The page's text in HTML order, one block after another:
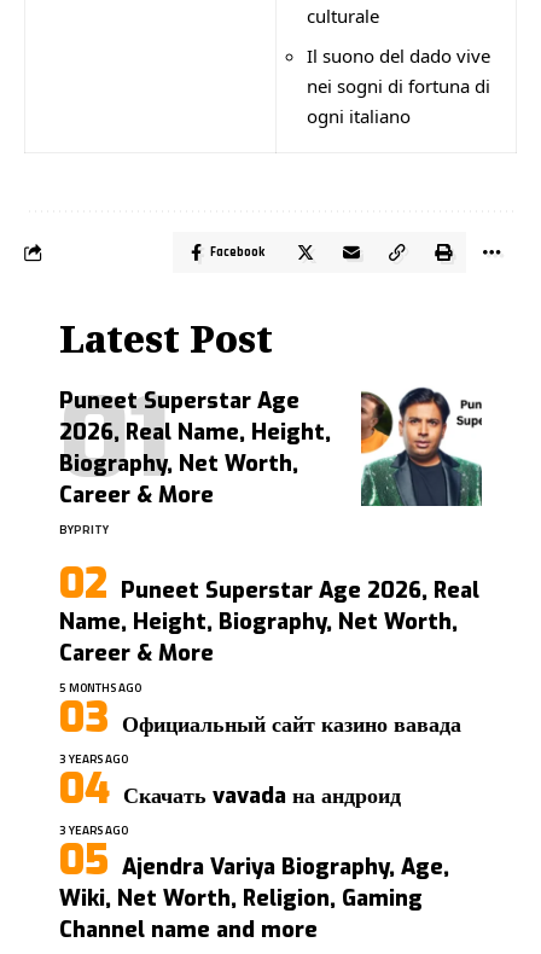
culturale
Il suono del dado vive
nei sogni di fortuna di
ogni italiano
Facebook
Latest Post
Puneet Superstar Age
2026, Real Name, Height,
Biography, Net Worth,
Career & More
BYPRITY
Puneet Superstar Age 2026, Real
Name, Height, Biography, Net Worth,
Career & More
5 MONTHS AGO
Официальный сайт казино вавада
3 YEARS AGO
Скачать vavada на андроид
3 YEARS AGO
Ajendra Variya Biography, Age,
Wiki, Net Worth, Religion, Gaming
Channel name and more